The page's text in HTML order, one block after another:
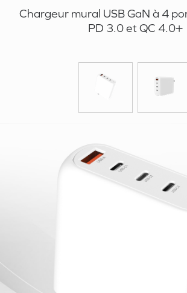
Chargeur mural USB GaN à 4
PD 3.0etQC 4.0+